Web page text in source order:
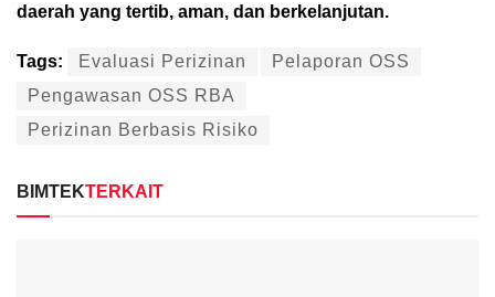
daerah yang tertib, aman, dan berkelanjutan.
Tags: Evaluasi Perizinan
Pelaporan OSS
Pengawasan OSS RBA
Perizinan Berbasis Risiko
BIMTEKTERKAIT